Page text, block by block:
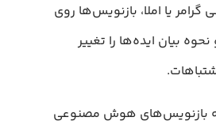
گرامر یا املا، بازنویس‌ها روی
نحوه بیان ایده‌ها را تغییر
بازنویس‌های هوش مصنوعی